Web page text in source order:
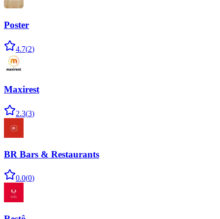
Poster
4.7(2)
Maxirest
2.3(3)
BR Bars & Restaurants
0.0(0)